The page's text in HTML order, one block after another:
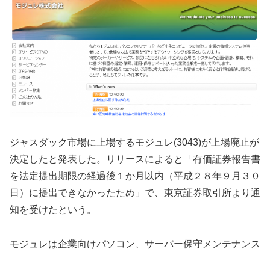
ジャスダック市場に上場するモジュレ(3043)が上場廃止が
決定したと発表した。リリースによると「有価証券報告書
を法定提出期限の経過後１か月以内（平成２８年９月３０
日）に提出できなかったため」で、東京証券取引所より通
知を受けたという。
モジュレは企業向けパソコン、サーバー保守メンテナンス